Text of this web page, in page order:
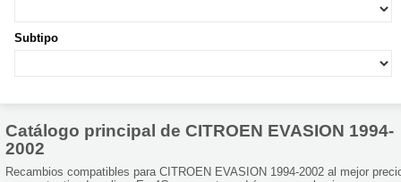
Subtipo
Catálogo principal de CITROEN EVASION 1994-
2002
Recambios compatibles para CITROEN EVASION 1994-2002 al mejor